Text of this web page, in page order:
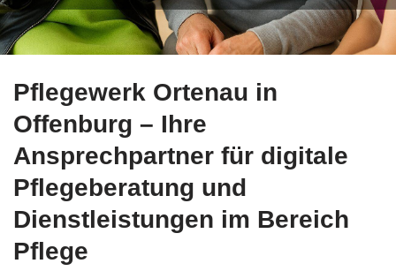
Pflegewerk Ortenau in
Offenburg – Ihre
Ansprechpartner für digitale
Pflegeberatung und
Dienstleistungen im Bereich
Pflege